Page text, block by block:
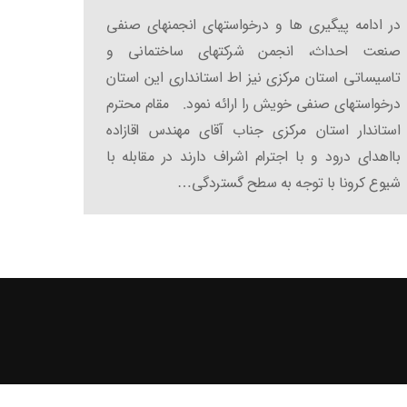
در ادامه پیگیری ها و درخواستهای انجمنهای صنفی
صنعت احداث، انجمن شرکتهای ساختمانی و
تاسیساتی استان مرکزی نیز اط استانداری این استان
درخواستهای صنفی خویش را ارائه نمود. مقام محترم
استاندار استان مرکزی جناب آقای مهندس اقازاده
بااهدای درود و با اجترام اشراف دارند در مقابله با
شیوع کرونا با توجه به سطح گستردگی…